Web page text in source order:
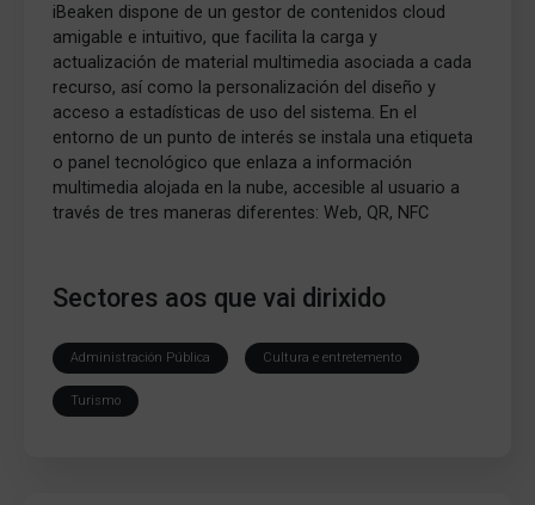
iBeaken dispone de un gestor de contenidos cloud
amigable e intuitivo, que facilita la carga y
actualización de material multimedia asociada a cada
recurso, así como la personalización del diseño y
acceso a estadísticas de uso del sistema. En el
entorno de un punto de interés se instala una etiqueta
o panel tecnológico que enlaza a información
multimedia alojada en la nube, accesible al usuario a
través de tres maneras diferentes: Web, QR, NFC
Sectores aos que vai dirixido
Administración Pública Cultura e entretemento
Turismo